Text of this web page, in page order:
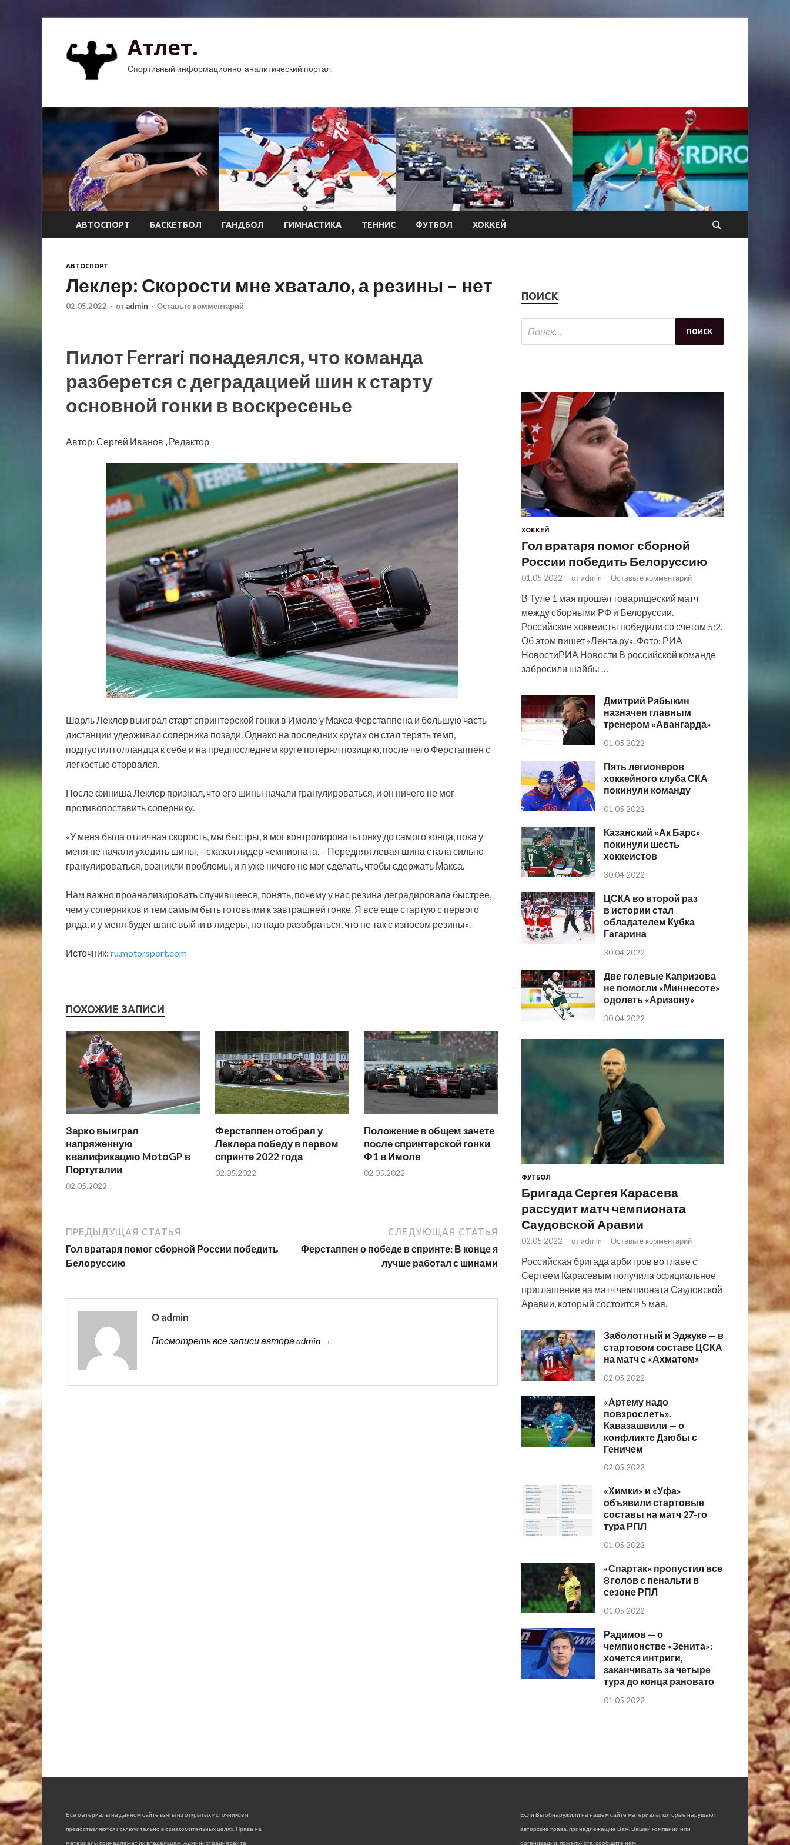
Атлет.
Спортивный информационно-аналитический портал.
АВТОСПОРТ БАСКЕТБОЛ ГАНДБОЛ ГИМНАСТИКА ТЕННИС ФУТБОЛ ХОККЕЙ
АВТОСПОРТ
Леклер: Скорости мне хватало, а резины – нет
02.05.2022 - от admin - Оставьте комментарий
Пилот Ferrari понадеялся, что команда
разберется с деградацией шин к старту
основной гонки в воскресенье
Автор: Сергей Иванов , Редактор
Шарль Леклер выиграл старт спринтерской гонки в Имоле у Макса Ферстаппена и большую часть
дистанции удерживал соперника позади. Однако на последних кругах он стал терять темп,
подпустил голландца к себе и на предпоследнем круге потерял позицию, после чего Ферстаппен с
легкостью оторвался.
После финиша Леклер признал, что его шины начали гранулироваться, и он ничего не мог
противопоставить сопернику.
«У меня была отличная скорость, мы быстры, я мог контролировать гонку до самого конца, пока у
меня не начали уходить шины, – сказал лидер чемпионата. – Передняя левая шина стала сильно
гранулироваться, возникли проблемы, и я уже ничего не мог сделать, чтобы сдержать Макса.
Нам важно проанализировать случившееся, понять, почему у нас резина деградировала быстрее,
чем у соперников и тем самым быть готовыми к завтрашней гонке. Я все еще стартую с первого
ряда, и у меня будет шанс выйти в лидеры, но надо разобраться, что не так с износом резины».
Источник: ru.motorsport.com
ПОХОЖИЕ ЗАПИСИ
Зарко выиграл
напряженную
квалификацию MotoGP в
Португалии
02.05.2022
Ферстаппен отобрал у
Леклера победу в первом
спринте 2022 года
02.05.2022
Положение в общем зачете
после спринтерской гонки
Ф1 в Имоле
02.05.2022
ПРЕДЫДУЩАЯ СТАТЬЯ
Гол вратаря помог сборной России победить
Белоруссию
СЛЕДУЮЩАЯ СТАТЬЯ
Ферстаппен о победе в спринте: В конце я
лучше работал с шинами
О admin
Посмотреть все записи автора admin →
ПОИСК
ХОККЕЙ
Гол вратаря помог сборной
России победить Белоруссию
01.05.2022 - от admin - Оставьте комментарий
В Туле 1 мая прошел товарищеский матч
между сборными РФ и Белоруссии.
Российские хоккеисты победили со счетом 5:2.
Об этом пишет «Лента.ру». Фото: РИА
НовостиРИА Новости В российской команде
забросили шайбы …
Дмитрий Рябыкин
назначен главным
тренером «Авангарда»
01.05.2022
Пять легионеров
хоккейного клуба СКА
покинули команду
01.05.2022
Казанский «Ак Барс»
покинули шесть
хоккеистов
30.04.2022
ЦСКА во второй раз
в истории стал
обладателем Кубка
Гагарина
30.04.2022
Две голевые Капризова
не помогли «Миннесоте»
одолеть «Аризону»
30.04.2022
ФУТБОЛ
Бригада Сергея Карасева
рассудит матч чемпионата
Саудовской Аравии
02.05.2022 - от admin - Оставьте комментарий
Российская бригада арбитров во главе с
Сергеем Карасевым получила официальное
приглашение на матч чемпионата Саудовской
Аравии, который состоится 5 мая.
Заболотный и Эджуке — в
стартовом составе ЦСКА
на матч с «Ахматом»
02.05.2022
«Артему надо
повзрослеть».
Кавазашвили — о
конфликте Дзюбы с
Геничем
02.05.2022
«Химки» и «Уфа»
объявили стартовые
составы на матч 27-го
тура РПЛ
01.05.2022
«Спартак» пропустил все
8 голов с пенальти в
сезоне РПЛ
01.05.2022
Радимов — о
чемпионстве «Зенита»:
хочется интриги,
заканчивать за четыре
тура до конца рановато
01.05.2022
Все материалы на данном сайте взяты из открытых источников и
предоставляются исключительно в ознакомительных целях. Права на
материалы принадлежат их владельцам. Администрация сайта
Если Вы обнаружили на нашем сайте материалы, которые нарушают
авторские права, принадлежащие Вам, Вашей компании или
организации, пожалуйста, сообщите нам.